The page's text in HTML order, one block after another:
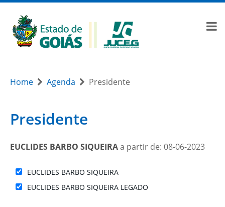
Home Agenda Presidente
Presidente
EUCLIDES BARBO SIQUEIRAa partir de: 08-06-2023
EUCLIDES BARBO SIQUEIRA
EUCLIDES BARBO SIQUEIRA LEGADO